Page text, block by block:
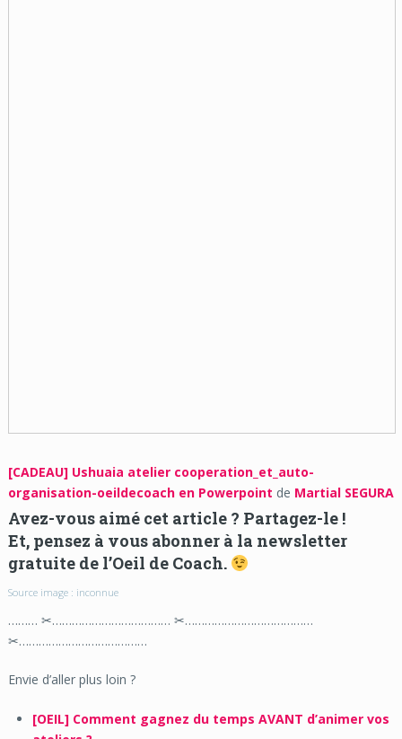
[CADEAU] Ushuaia atelier cooperation_et_auto-
organisation-oeildecoach en Powerpoint de Martial SEGURA
Avez-vous aimé cet article ? Partagez-le !
Et, pensez à vous abonner à la newsletter
gratuite de l’Oeil de Coach.
Source image : inconnue
……… ✂……………………………… ✂…………………………………
✂…………………………………
Envie d’aller plus loin ?
[OEIL] Comment gagnez du temps AVANT d’animer vos